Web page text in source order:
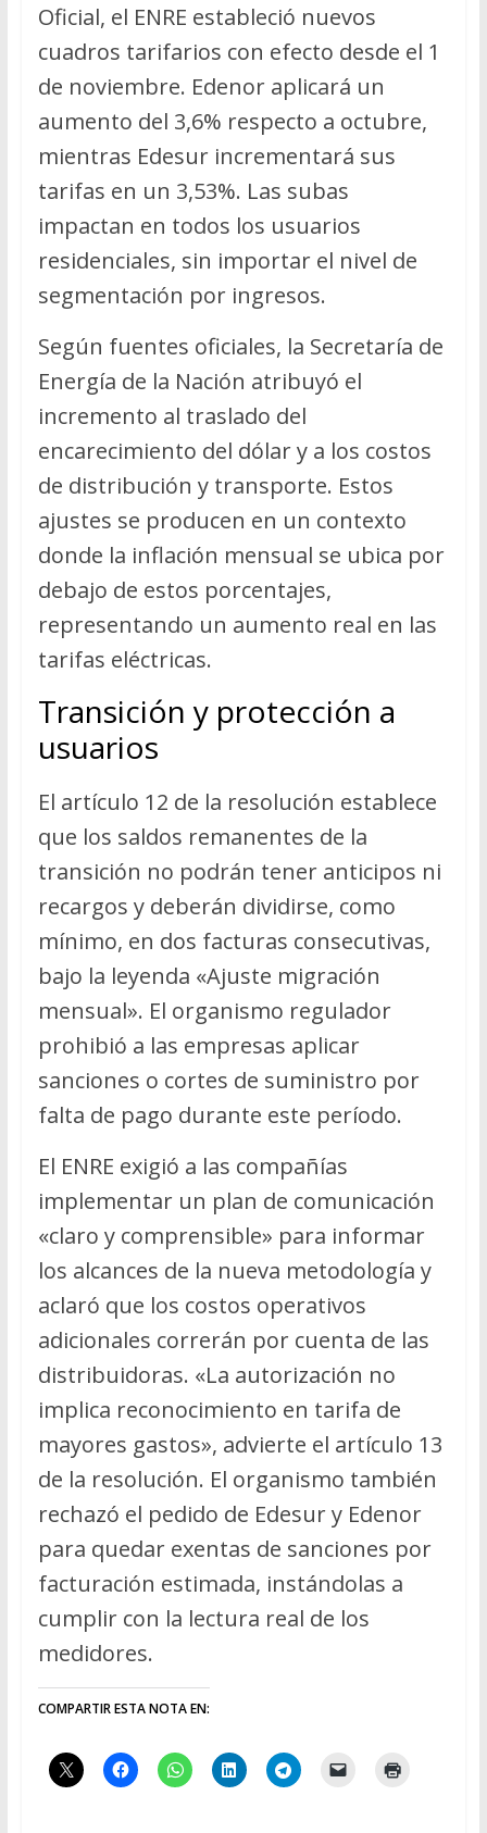
Oficial, el ENRE estableció nuevos
cuadros tarifarios con efecto desde el 1
de noviembre. Edenor aplicará un
aumento del 3,6% respecto a octubre,
mientras Edesur incrementará sus
tarifas en un 3,53%. Las subas
impactan en todos los usuarios
residenciales, sin importar el nivel de
segmentación por ingresos.
Según fuentes oficiales, la Secretaría de
Energía de la Nación atribuyó el
incremento al traslado del
encarecimiento del dólar y a los costos
de distribución y transporte. Estos
ajustes se producen en un contexto
donde la inflación mensual se ubica por
debajo de estos porcentajes,
representando un aumento real en las
tarifas eléctricas.
Transición y protección a
usuarios
El artículo 12 de la resolución establece
que los saldos remanentes de la
transición no podrán tener anticipos ni
recargos y deberán dividirse, como
mínimo, en dos facturas consecutivas,
bajo la leyenda «Ajuste migración
mensual». El organismo regulador
prohibió a las empresas aplicar
sanciones o cortes de suministro por
falta de pago durante este período.
El ENRE exigió a las compañías
implementar un plan de comunicación
«claro y comprensible» para informar
los alcances de la nueva metodología y
aclaró que los costos operativos
adicionales correrán por cuenta de las
distribuidoras. «La autorización no
implica reconocimiento en tarifa de
mayores gastos», advierte el artículo 13
de la resolución. El organismo también
rechazó el pedido de Edesur y Edenor
para quedar exentas de sanciones por
facturación estimada, instándolas a
cumplir con la lectura real de los
medidores.
COMPARTIR ESTA NOTA EN: